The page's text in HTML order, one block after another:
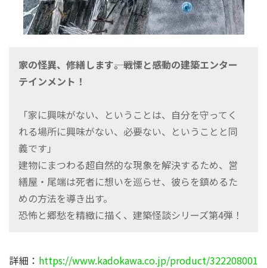
家の怪異、修繕します――。戦慄と感動の建築エンター
テインメント！
「家に興味がない、ということは、自分を守ってく
れる場所に興味がない、必要ない、ということと同
義です」
建物にまつわる超自然的な現象を解決するため、営
繕屋・尾端は死者に想いを巡らせ、彼らを鎮めるた
めの方法を導き出す。
恐怖と郷愁を精緻に描く、建築怪談シリーズ第4弾！
詳細： https://www.kadokawa.co.jp/product/322208001